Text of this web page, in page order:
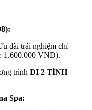
đãi trải nghiệm chỉ
1.600.000 VNĐ).
trình ĐI 2 TÍNH
Spa: